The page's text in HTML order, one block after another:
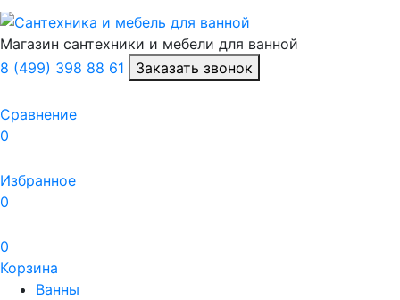
Магазин сантехники и мебели для ванной
8 (499) 398 88 61
Заказать звонок
Сравнение
0
Избранное
0
0
Корзина
Ванны